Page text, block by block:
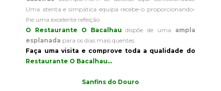
Uma atenta e simpática equipa recebe-o proporcionando-
lhe uma excelente refeição.
O Restaurante O Bacalhaudispõe de uma ampla
esplanada para os dias mais quentes.
Faça uma visita e comprove toda a qualidade do
Restaurante O Bacalhau...
Sanfins do Douro